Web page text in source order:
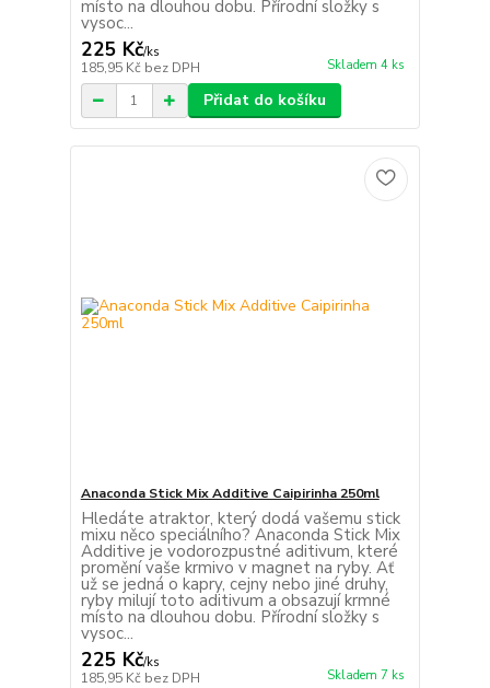
místo na dlouhou dobu. Přírodní složky s
vysoc...
225 Kč/ks
185,95 Kč bez DPH Skladem 4 ks
Přidat do košíku
Anaconda Stick Mix Additive Caipirinha 250ml
Hledáte atraktor, který dodá vašemu stick
mixu něco speciálního? Anaconda Stick Mix
Additive je vodorozpustné aditivum, které
promění vaše krmivo v magnet na ryby. Ať
už se jedná o kapry, cejny nebo jiné druhy,
ryby milují toto aditivum a obsazují krmné
místo na dlouhou dobu. Přírodní složky s
vysoc...
225 Kč/ks
185,95 Kč bez DPH Skladem 7 ks